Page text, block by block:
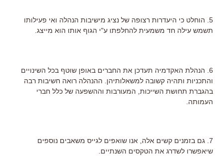
5. הוחלט כי היעדרות רצופה של נציג מישיבות הנהלה ואי פעילותו
תשמש עילה חד משמעית להחלפתו ע"י הגוף אותו הוא מייצג.
6. הנהלת האקדמיה תעדכן את החברים באופן שוטף בכל השינויים
והתכניות ותהיה קשובה למשאלותיהן. ההנהלה רואה חשיבות רבה
בהגברת תחושת השייכות, המעורבות וההשפעה של כלל חברי
העמותה.
7. גם בזמנים קשים אלה, אנו שואפים לגייס משאבים נוספים
שיאפשרו לשדרג את הטקסים השנתיים.